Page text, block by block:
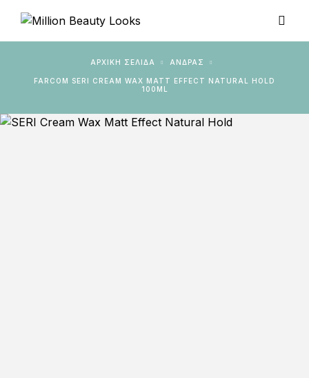
ΑΡΧΙΚΉ ΣΕΛΊΔΑ ΆΝΔΡΑΣ
FARCOM SERI CREAM WAX MATT EFFECT NATURAL HOLD
100ML